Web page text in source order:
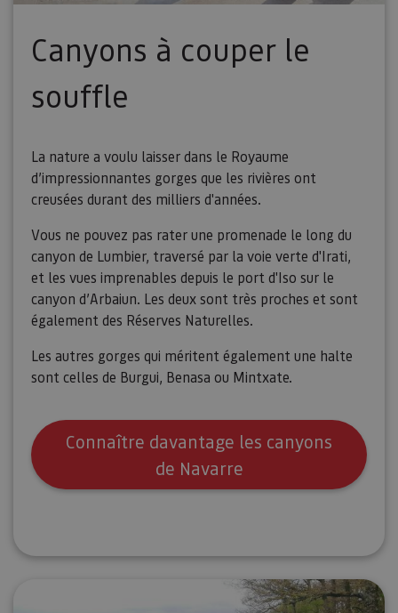
Canyons à couper le
souffle
La nature a voulu laisser dans le Royaume
d’impressionnantes gorges que les rivières ont
creusées durant des milliers d'années.
Vous ne pouvez pas rater une promenade le long du
canyon de Lumbier, traversé par la voie verte d'Irati,
et les vues imprenables depuis le port d'Iso sur le
canyon d’Arbaiun. Les deux sont très proches et sont
également des Réserves Naturelles.
Les autres gorges qui méritent également une halte
sont celles de Burgui, Benasa ou Mintxate.
Connaître davantage les canyons
de Navarre